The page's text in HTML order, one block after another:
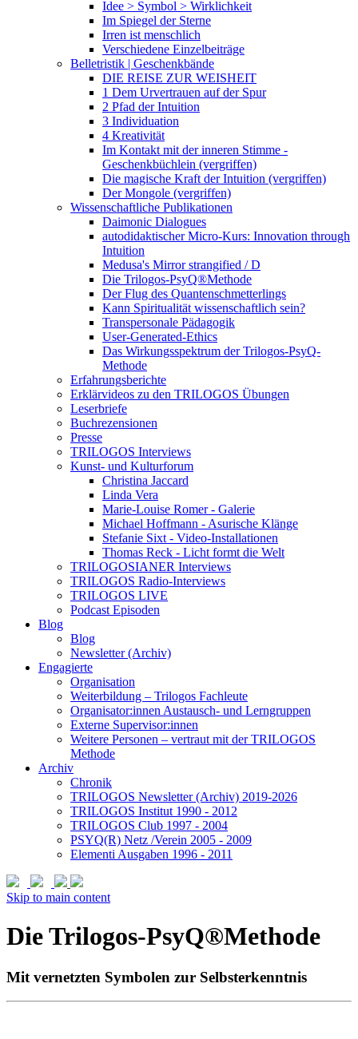
Idee > Symbol > Wirklichkeit
Im Spiegel der Sterne
Irren ist menschlich
Verschiedene Einzelbeiträge
Belletristik | Geschenkbände
DIE REISE ZUR WEISHEIT
1 Dem Urvertrauen auf der Spur
2 Pfad der Intuition
3 Individuation
4 Kreativität
Im Kontakt mit der inneren Stimme -
Geschenkbüchlein (vergriffen)
Die magische Kraft der Intuition (vergriffen)
Der Mongole (vergriffen)
Wissenschaftliche Publikationen
Daimonic Dialogues
autodidaktischer Micro-Kurs: Innovation through
Intuition
Medusa's Mirror strangified / D
Die Trilogos-PsyQ®Methode
Der Flug des Quantenschmetterlings
Kann Spiritualität wissenschaftlich sein?
Transpersonale Pädagogik
User-Generated-Ethics
Das Wirkungsspektrum der Trilogos-PsyQ-
Methode
Erfahrungsberichte
Erklärvideos zu den TRILOGOS Übungen
Leserbriefe
Buchrezensionen
Presse
TRILOGOS Interviews
Kunst- und Kulturforum
Christina Jaccard
Linda Vera
Marie-Louise Romer - Galerie
Michael Hoffmann - Asurische Klänge
Stefanie Sixt - Video-Installationen
Thomas Reck - Licht formt die Welt
TRILOGOSIANER Interviews
TRILOGOS Radio-Interviews
TRILOGOS LIVE
Podcast Episoden
Blog
Blog
Newsletter (Archiv)
Engagierte
Organisation
Weiterbildung – Trilogos Fachleute
Organisator:innen Austausch- und Lerngruppen
Externe Supervisor:innen
Weitere Personen – vertraut mit der TRILOGOS
Methode
Archiv
Chronik
TRILOGOS Newsletter (Archiv) 2019-2026
TRILOGOS Institut 1990 - 2012
TRILOGOS Club 1997 - 2004
PSYQ(R) Netz /Verein 2005 - 2009
Elementi Ausgaben 1996 - 2011
Skip to main content
Die Trilogos-PsyQ®Methode
Mit vernetzten Symbolen zur Selbsterkenntnis